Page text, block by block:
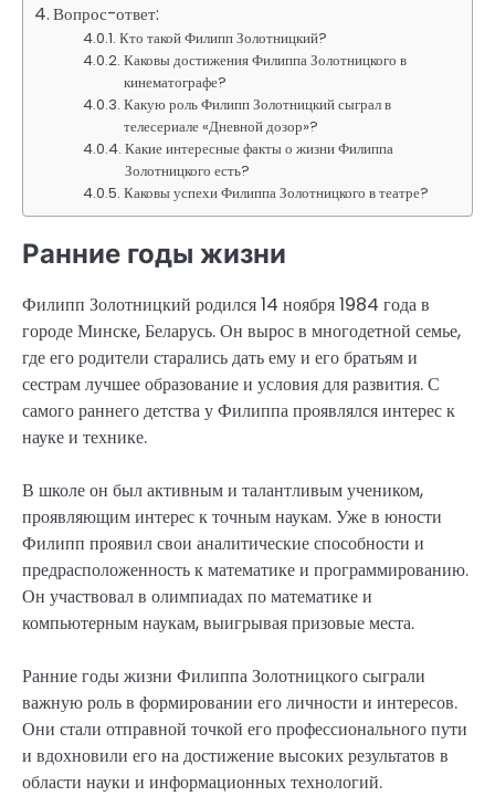
Вопрос-ответ:
Кто такой Филипп Золотницкий?
Каковы достижения Филиппа Золотницкого в
кинематографе?
Какую роль Филипп Золотницкий сыграл в
телесериале «Дневной дозор»?
Какие интересные факты о жизни Филиппа
Золотницкого есть?
Каковы успехи Филиппа Золотницкого в театре?
Ранние годы жизни
Филипп Золотницкий родился 14 ноября 1984 года в
городе Минске, Беларусь. Он вырос в многодетной семье,
где его родители старались дать ему и его братьям и
сестрам лучшее образование и условия для развития. С
самого раннего детства у Филиппа проявлялся интерес к
науке и технике.
В школе он был активным и талантливым учеником,
проявляющим интерес к точным наукам. Уже в юности
Филипп проявил свои аналитические способности и
предрасположенность к математике и программированию.
Он участвовал в олимпиадах по математике и
компьютерным наукам, выигрывая призовые места.
Ранние годы жизни Филиппа Золотницкого сыграли
важную роль в формировании его личности и интересов.
Они стали отправной точкой его профессионального пути
и вдохновили его на достижение высоких результатов в
области науки и информационных технологий.